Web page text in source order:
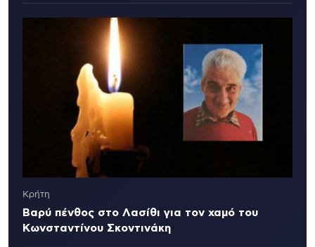
Κρήτη
Βαρύ πένθος στο Λασίθι για τον χαμό του
Κωνσταντίνου Σκοντινάκη